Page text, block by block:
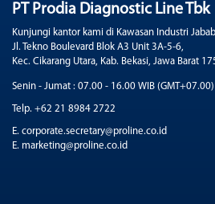
PT Prodia Diagnostic Line Tbk
Kunjungi kantor kami di Kawasan Industri
Jl. Tekno Boulevard Blok A3 Unit 3A-5-6,
Kec. Cikarang Utara, Kab. Bekasi, Jawa Barat
Senin - Jumat : 07.00 - 16.00 WIB (GMT+07.00)
Telp. +62 21 8984 2722
E. corporate.secretary@proline.co.id
E. marketing@proline.co.id